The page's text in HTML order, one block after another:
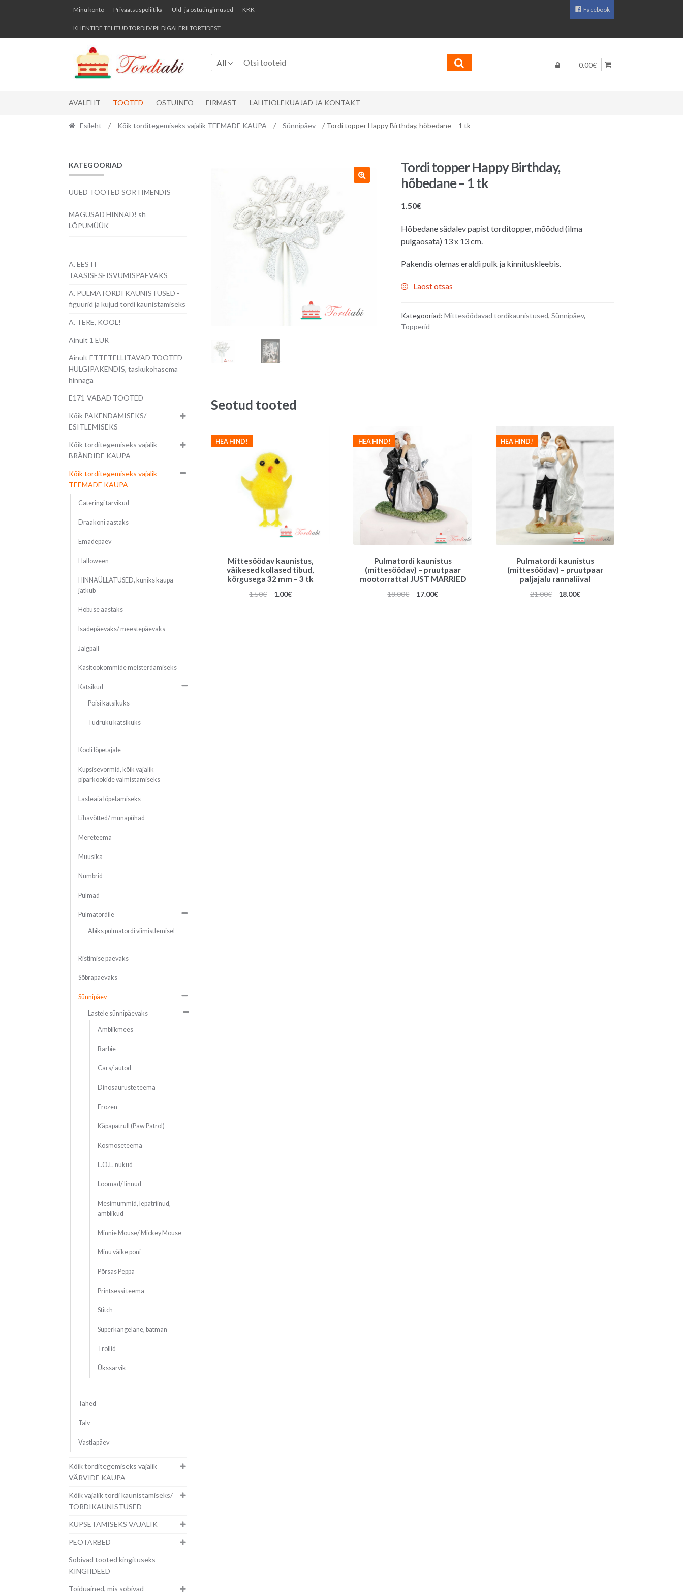
Skip
navigation
Skip
content
Minu konto Privaatsuspoliitika Üld- ja ostutingimused KKK
KLIENTIDE TEHTUD TORDID/ PILDIGALERII TORTIDEST
Facebook
All 0.00€
AVALEHT TOOTED OSTUINFO FIRMAST LAHTIOLEKUAJAD JA KONTAKT
Esileht / Kõik torditegemiseks vajalik TEEMADE KAUPA / Sünnipäev / Tordi topper Happy Birthday, hõbedane – 1 tk
Tordi topper Happy Birthday,
hõbedane – 1 tk
1.50€
Hõbedane sädalev papist torditopper, mõõdud (ilma
pulgaosata) 13 x 13 cm.
Pakendis olemas eraldi pulk ja kinnituskleebis.
Laost otsas
Kategooriad: Mittesöödavad tordikaunistused, Sünnipäev,
Topperid
Seotud tooted
Mittesöödav kaunistus,
väikesed kollased tibud,
kõrgusega 32 mm – 3 tk
HEA HIND!
1.50€
Algne
1.00€Praegune
Pulmatordi kaunistus
(mittesöödav) – pruutpaar
mootorrattal JUST MARRIED
HEA HIND!
18.00€
Algne
17.00€Praegune
Pulmatordi kaunistus
(mittesöödav) – pruutpaar
paljajalu rannaliival
HEA HIND!
21.00€
Algne
18.00€Praegune
KATEGOORIAD
UUED TOOTED SORTIMENDIS
MAGUSAD HINNAD! sh
LÕPUMÜÜK
A. EESTI
TAASISESEISVUMISPÄEVAKS
A. PULMATORDI KAUNISTUSED -
figuurid ja kujud tordi kaunistamiseks
A. TERE, KOOL!
Ainult 1 EUR
Ainult ETTETELLITAVAD TOOTED
HULGIPAKENDIS, taskukohasema
hinnaga
E171-VABAD TOOTED
Kõik PAKENDAMISEKS/
ESITLEMISEKS
Kõik torditegemiseks vajalik
BRÄNDIDE KAUPA
Kõik torditegemiseks vajalik
TEEMADE KAUPA
Cateringi tarvikud
Draakoni aastaks
Emadepäev
Halloween
HINNAÜLLATUSED, kuniks kaupa
jätkub
Hobuse aastaks
Isadepäevaks/ meestepäevaks
Jalgpall
Käsitöökommide meisterdamiseks
Katsikud
Poisi katsikuks
Tüdruku katsikuks
Kooli lõpetajale
Küpsisevormid, kõik vajalik
piparkookide valmistamiseks
Lasteaia lõpetamiseks
Lihavõtted/ munapühad
Mereteema
Muusika
Numbrid
Pulmad
Pulmatordile
Abiks pulmatordi viimistlemisel
Ristimise päevaks
Sõbrapäevaks
Sünnipäev
Lastele sünnipäevaks
Ämblikmees
Barbie
Cars/ autod
Dinosauruste teema
Frozen
Käpapatrull (Paw Patrol)
Kosmoseteema
L.O.L. nukud
Loomad/ linnud
Mesimummid, lepatriinud,
ämblikud
Minnie Mouse/ Mickey Mouse
Minu väike poni
Põrsas Peppa
Printsessi teema
Stitch
Superkangelane, batman
Trollid
Ükssarvik
Tähed
Talv
Vastlapäev
Kõik torditegemiseks vajalik
VÄRVIDE KAUPA
Kõik vajalik tordi kaunistamiseks/
TORDIKAUNISTUSED
KÜPSETAMISEKS VAJALIK
PEOTARBED
Sobivad tooted kingituseks -
KINGIIDEED
Toiduained, mis sobivad